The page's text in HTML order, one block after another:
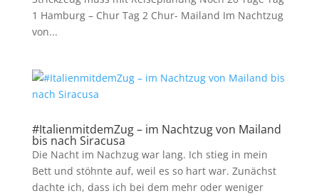
1 Hamburg – Chur Tag 2 Chur- Mailand Im Nachtzug
von...
#ItalienmitdemZug – im Nachtzug von Mailand
bis nach Siracusa
Die Nacht im Nachzug war lang. Ich stieg in mein
Bett und stöhnte auf, weil es so hart war. Zunächst
dachte ich, dass ich bei dem mehr oder weniger